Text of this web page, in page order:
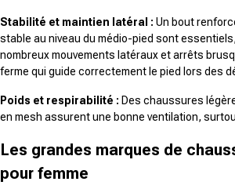
Stabilité et maintien latéral : Un bout
stable au niveau du médio-pied sont
nombreux mouvements latéraux et arrêts
ferme qui guide correctement le pied lors des
Poids et respirabilité : Des chaussures
en mesh assurent une bonne ventilation,
Les grandes marques de
pour femme